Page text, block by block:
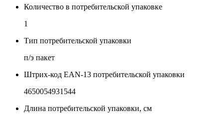
Количество в потребительской упаковке
1
Тип потребительской упаковки
п/э пакет
Штрих-код EAN-13 потребительской упаковки
4650054931544
Длина потребительской упаковки, см